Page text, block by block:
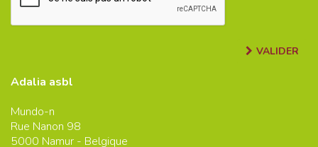
VALIDER
Adalia asbl
Mundo-n
Rue Nanon 98
5000 Namur - Belgique